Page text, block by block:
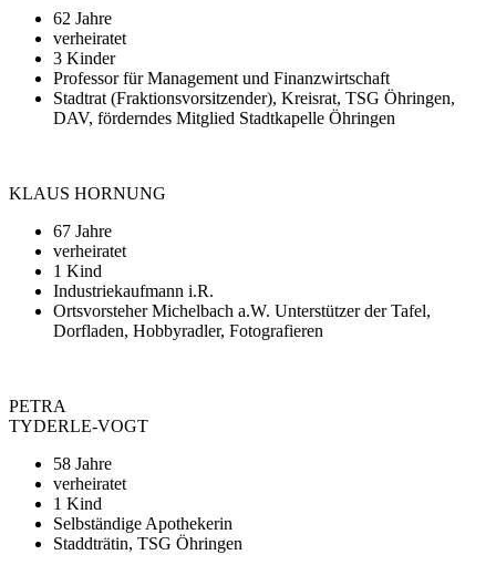
62 Jahre
verheiratet
3 Kinder
Professor für Management und Finanzwirtschaft
Stadtrat (Fraktionsvorsitzender), Kreisrat, TSG Öhringen,
DAV, förderndes Mitglied Stadtkapelle Öhringen
KLAUS HORNUNG
67 Jahre
verheiratet
1 Kind
Industriekaufmann i.R.
Ortsvorsteher Michelbach a.W. Unterstützer der Tafel,
Dorfladen, Hobbyradler, Fotografieren
PETRA
TYDERLE-VOGT
58 Jahre
verheiratet
1 Kind
Selbständige Apothekerin
Staddträtin, TSG Öhringen